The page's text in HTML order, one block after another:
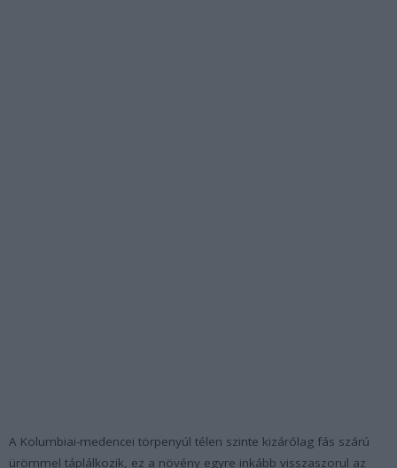
A Kolumbiai-medencei törpenyúl télen szinte kizárólag fás szárú
ürömmel táplálkozik, ez a növény egyre inkább visszaszorul az